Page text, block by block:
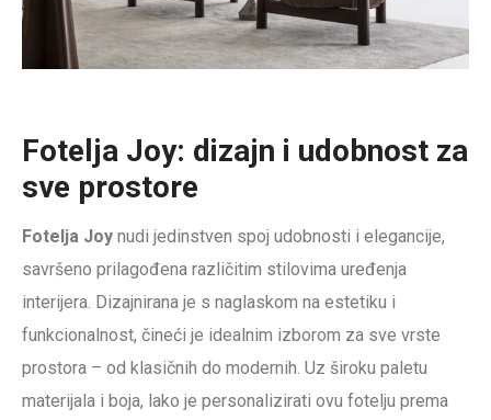
Fotelja Joy: dizajn i udobnost za
sve prostore
Fotelja Joy nudi jedinstven spoj udobnosti i elegancije,
savršeno prilagođena različitim stilovima uređenja
interijera. Dizajnirana je s naglaskom na estetiku i
funkcionalnost, čineći je idealnim izborom za sve vrste
prostora – od klasičnih do modernih. Uz široku paletu
materijala i boja, lako je personalizirati ovu fotelju prema